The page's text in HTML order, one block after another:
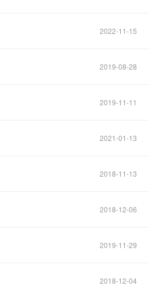
2022-11-15
2019-08-28
2019-11-11
2021-01-13
2018-11-13
2018-12-06
2019-11-29
2018-12-04